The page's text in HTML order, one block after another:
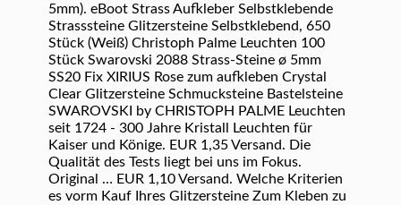
5mm). eBoot Strass Aufkleber Selbstklebende
Strasssteine Glitzersteine Selbstklebend, 650
Stück (Weiß) Christoph Palme Leuchten 100
Stück Swarovski 2088 Strass-Steine ø 5mm
SS20 Fix XIRIUS Rose zum aufkleben Crystal
Clear Glitzersteine Schmucksteine Bastelsteine
SWAROVSKI by CHRISTOPH PALME Leuchten
seit 1724 - 300 Jahre Kristall Leuchten für
Kaiser und Könige. EUR 1,35 Versand. Die
Qualität des Tests liegt bei uns im Fokus.
Original … EUR 1,10 Versand. Welche Kriterien
es vorm Kauf Ihres Glitzersteine Zum Kleben zu